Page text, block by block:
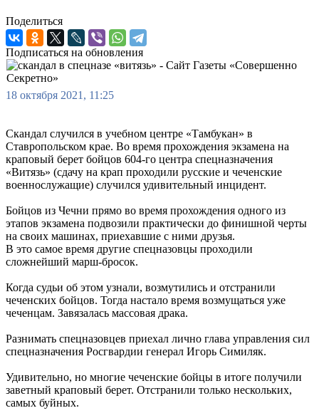
Поделиться
Подписаться на обновления
18 октября 2021, 11:25
Скандал случился в учебном центре «Тамбукан» в
Ставропольском крае. Во время прохождения экзамена на
краповый берет бойцов 604-го центра спецназначения
«Витязь» (сдачу на крап проходили русские и чеченские
военнослужащие) случился удивительный инцидент.
Бойцов из Чечни прямо во время прохождения одного из
этапов экзамена подвозили практически до финишной черты
на своих машинах, приехавшие с ними друзья.
В это самое время другие спецназовцы проходили
сложнейший марш-бросок.
Когда судьи об этом узнали, возмутились и отстранили
чеченских бойцов. Тогда настало время возмущаться уже
чеченцам. Завязалась массовая драка.
Разнимать спецназовцев приехал лично глава управления сил
спецназначения Росгвардии генерал Игорь Симиляк.
Удивительно, но многие чеченские бойцы в итоге получили
заветный краповый берет. Отстранили только нескольких,
самых буйных.